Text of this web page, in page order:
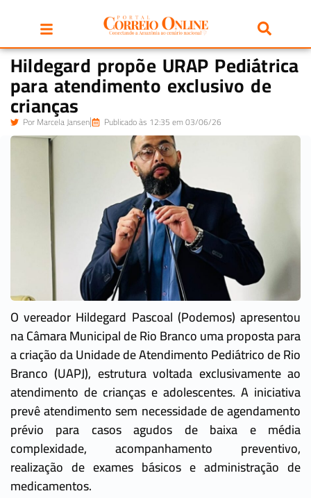
Hildegard propõe URAP Pediátrica
para atendimento exclusivo de
crianças
PorMarcela Jansen Publicado às 12:35 em 03/06/26
O vereador Hildegard Pascoal (Podemos) apresentou
na Câmara Municipal de Rio Branco uma proposta para
a criação da Unidade de Atendimento Pediátrico de Rio
Branco (UAPJ), estrutura voltada exclusivamente ao
atendimento de crianças e adolescentes. A iniciativa
prevê atendimento sem necessidade de agendamento
prévio para casos agudos de baixa e média
complexidade, acompanhamento preventivo,
realização de exames básicos e administração de
medicamentos.